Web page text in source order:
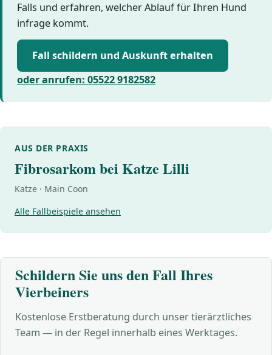
Falls und erfahren, welcher Ablauf für Ihren Hund
infrage kommt.
Fall schildern und Auskunft erhalten
oder anrufen: 05522 9182582
AUS DER PRAXIS
Fibrosarkom bei Katze Lilli
Katze · Main Coon
Alle Fallbeispiele ansehen
Schildern Sie uns den Fall Ihres
Vierbeiners
Kostenlose Erstberatung durch unser tierärztliches
Team — in der Regel innerhalb eines Werktages.